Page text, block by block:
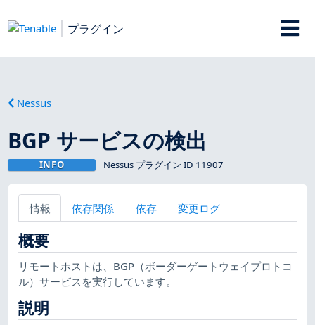
プラグイン
Nessus
BGP サービスの検出
INFO Nessus プラグイン ID 11907
情報 依存関係 依存 変更ログ
概要
リモートホストは、BGP（ボーダーゲートウェイプロトコ
ル）サービスを実行しています。
説明